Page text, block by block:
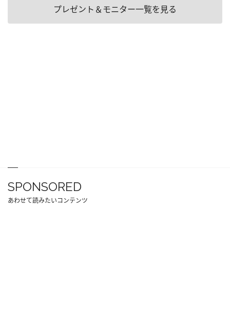
プレゼント＆モニター一覧を見る
SPONSORED
あわせて読みたいコンテンツ